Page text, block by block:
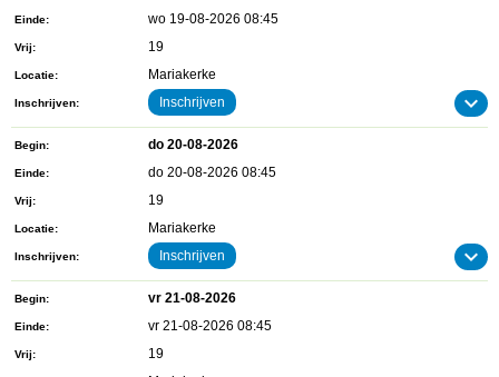
Einde wo 19-08-2026 08:45
Vrij 19
Locatie Mariakerke
Inschrijven Inschrijven
Begin do 20-08-2026
Einde do 20-08-2026 08:45
Vrij 19
Locatie Mariakerke
Inschrijven Inschrijven
Begin vr 21-08-2026
Einde vr 21-08-2026 08:45
Vrij 19